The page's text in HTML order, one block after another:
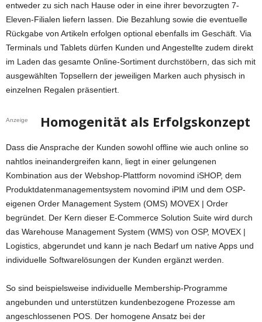
entweder zu sich nach Hause oder in eine ihrer bevorzugten 7-
Eleven-Filialen liefern lassen. Die Bezahlung sowie die eventuelle
Rückgabe von Artikeln erfolgen optional ebenfalls im Geschäft. Via
Terminals und Tablets dürfen Kunden und Angestellte zudem direkt
im Laden das gesamte Online-Sortiment durchstöbern, das sich mit
ausgewählten Topsellern der jeweiligen Marken auch physisch in
einzelnen Regalen präsentiert.
Anzeige Homogenität als Erfolgskonzept
Dass die Ansprache der Kunden sowohl offline wie auch online so
nahtlos ineinandergreifen kann, liegt in einer gelungenen
Kombination aus der Webshop-Plattform novomind iSHOP, dem
Produktdatenmanagementsystem novomind iPIM und dem OSP-
eigenen Order Management System (OMS) MOVEX | Order
begründet. Der Kern dieser E-Commerce Solution Suite wird durch
das Warehouse Management System (WMS) von OSP, MOVEX |
Logistics, abgerundet und kann je nach Bedarf um native Apps und
individuelle Softwarelösungen der Kunden ergänzt werden.
So sind beispielsweise individuelle Membership-Programme
angebunden und unterstützen kundenbezogene Prozesse am
angeschlossenen POS. Der homogene Ansatz bei der